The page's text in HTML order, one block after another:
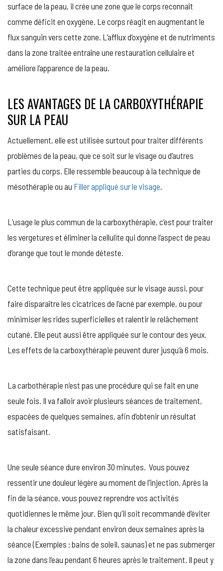
surface de la peau, il crée une zone que le corps reconnaît
comme déficit en oxygène. Le corps réagit en augmentant le
flux sanguin vers cette zone. L’afflux d’oxygène et de nutriments
dans la zone traitée entraîne une restauration cellulaire et
améliore l’apparence de la peau.
LES AVANTAGES DE LA CARBOXYTHÉRAPIE
SUR LA PEAU
Actuellement, elle est utilisée surtout pour traiter différents
problèmes de la peau, que ce soit sur le visage ou d’autres
parties du corps. Elle ressemble beaucoup à la technique de
mésothérapie ou au Filler appliqué sur le visage
L’usage le plus commun de la carboxythérapie, c’est pour traiter
les vergetures et éliminer la cellulite qui donne l’aspect de peau
d’orange que tout le monde déteste.
Cette technique peut être appliquée sur le visage aussi, pour
faire disparaître les cicatrices de l’acné par exemple, ou pour
minimiser les rides superficielles et ralentir le relâchement
cutané. Elle peut aussi être appliquée sur le contour des yeux.
Les effets de la carboxythérapie peuvent durer jusqu’à 6 mois.
La carbothérapie n’est pas une procédure qui se fait en une
seule fois. Il va falloir avoir plusieurs séances de traitement,
espacées de quelques semaines, afin d’obtenir un résultat
satisfaisant.
Une seule séance dure environ 30 minutes. Vous pouvez
ressentir une douleur légère au moment de l’injection. Après la
fin de la séance, vous pouvez reprendre vos activités
quotidiennes le même jour. Bien qu’il soit recommandé d’éviter
la chaleur excessive pendant environ deux semaines après la
séance (Exemples : bains de soleil, saunas) et ne pas submerger
la zone dans l’eau pendant 6 heures après le traitement. Il peut y